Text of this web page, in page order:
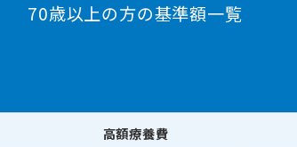
70歳以上の方の基準額一覧
和8年6
限は、令和
高額療養費